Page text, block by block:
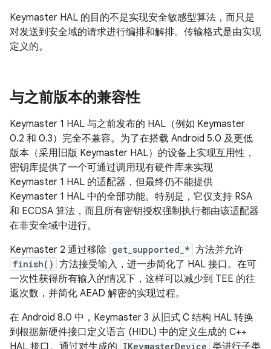
Keymaster HAL 的目的不是实现安全敏感型算法，而只是
对发送到安全域的请求进行编排和解排。传输格式是由实现
定义的。
与之前版本的兼容性
Keymaster 1 HAL 与之前发布的 HAL（例如 Keymaster
0.2 和 0.3）完全不兼容。为了在搭载 Android 5.0 及更低
版本（采用旧版 Keymaster HAL）的设备上实现互用性，
密钥库提供了一个可通过调用现有硬件库来实现
Keymaster 1 HAL 的适配器，但最终仍不能提供
Keymaster 1 HAL 中的全部功能。特别是，它仅支持 RSA
和 ECDSA 算法，而且所有密钥授权强制执行都由该适配器
在非安全域中进行。
Keymaster 2 通过移除 get_supported_* 方法并允许
finish() 方法接受输入，进一步简化了 HAL 接口。在可
一次性获得所有输入的情况下，这样可以减少到 TEE 的往
返次数，并简化 AEAD 解密的实现过程。
在 Android 8.0 中，Keymaster 3 从旧式 C 结构 HAL 转换
到根据新硬件接口定义语言 (HIDL) 中的定义生成的 C++
HAL 接口。通过对生成的 IKeymasterDevice 类进行子类